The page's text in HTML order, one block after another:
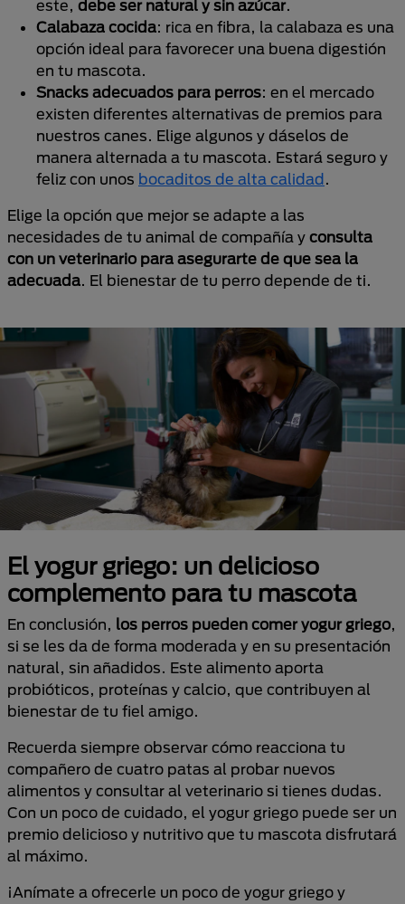
este, debe ser natural y sin azúcar.
Calabaza cocida: rica en fibra, la calabaza es una
opción ideal para favorecer una buena digestión
en tu mascota.
Snacks adecuados para perros: en el mercado
existen diferentes alternativas de premios para
nuestros canes. Elige algunos y dáselos de
manera alternada a tu mascota. Estará seguro y
feliz con unos bocaditos de alta calidad.
Elige la opción que mejor se adapte a las
necesidades de tu animal de compañía y consulta
con un veterinario para asegurarte de que sea la
adecuada. El bienestar de tu perro depende de ti.
El yogur griego: un delicioso
complemento para tu mascota
En conclusión, los perros pueden comer yogur griego,
si se les da de forma moderada y en su presentación
natural, sin añadidos. Este alimento aporta
probióticos, proteínas y calcio, que contribuyen al
bienestar de tu fiel amigo.
Recuerda siempre observar cómo reacciona tu
compañero de cuatro patas al probar nuevos
alimentos y consultar al veterinario si tienes dudas.
Con un poco de cuidado, el yogur griego puede ser un
premio delicioso y nutritivo que tu mascota disfrutará
al máximo.
¡Anímate a ofrecerle un poco de yogur griego y